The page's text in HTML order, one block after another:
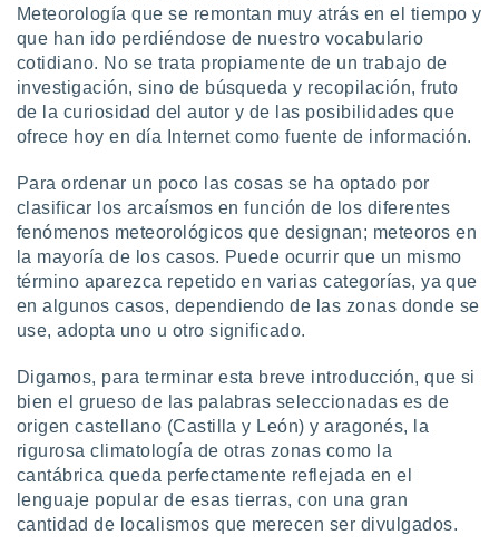
Puedes
acceder a
web a
abono
únicos
similares
este sitio
IP
de
posible
traten tus
en
interés
Meteorología que se remontan muy atrás en el tiempo y
que han ido perdiéndose de nuestro vocabulario
cotidiano. No se trata propiamente de un trabajo de
investigación, sino de búsqueda y recopilación, fruto
de la curiosidad del autor y de las posibilidades que
ofrece hoy en día Internet como fuente de información.
Para ordenar un poco las cosas se ha optado por
clasificar los arcaísmos en función de los diferentes
fenómenos meteorológicos que designan; meteoros en
la mayoría de los casos. Puede ocurrir que un mismo
término aparezca repetido en varias categorías, ya que
en algunos casos, dependiendo de las zonas donde se
use, adopta uno u otro significado.
Digamos, para terminar esta breve introducción, que si
bien el grueso de las palabras seleccionadas es de
origen castellano (Castilla y León) y aragonés, la
rigurosa climatología de otras zonas como la
cantábrica queda perfectamente reflejada en el
lenguaje popular de esas tierras, con una gran
cantidad de localismos que merecen ser divulgados.